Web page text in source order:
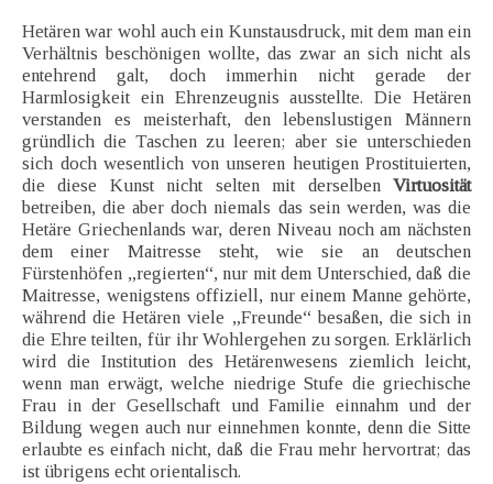
Hetären war wohl auch ein Kunstausdruck, mit dem man ein
Verhältnis beschönigen wollte, das zwar an sich nicht als
entehrend galt, doch immerhin nicht gerade der
Harmlosigkeit ein Ehrenzeugnis ausstellte. Die Hetären
verstanden es meisterhaft, den lebenslustigen Männern
gründlich die Taschen zu leeren; aber sie unterschieden
sich doch wesentlich von unseren heutigen Prostituierten,
die diese Kunst nicht selten mit derselben Virtuosität
betreiben, die aber doch niemals das sein werden, was die
Hetäre Griechenlands war, deren Niveau noch am nächsten
dem einer Maitresse steht, wie sie an deutschen
Fürstenhöfen „regierten“, nur mit dem Unterschied, daß die
Maitresse, wenigstens offiziell, nur einem Manne gehörte,
während die Hetären viele „Freunde“ besaßen, die sich in
die Ehre teilten, für ihr Wohlergehen zu sorgen. Erklärlich
wird die Institution des Hetärenwesens ziemlich leicht,
wenn man erwägt, welche niedrige Stufe die griechische
Frau in der Gesellschaft und Familie einnahm und der
Bildung wegen auch nur einnehmen konnte, denn die Sitte
erlaubte es einfach nicht, daß die Frau mehr hervortrat; das
ist übrigens echt orientalisch.